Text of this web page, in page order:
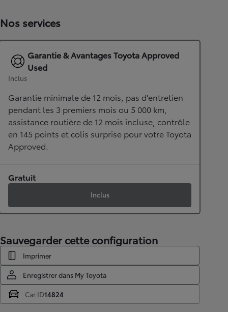
Nos services
Garantie & Avantages Toyota Approved
Used
Inclus
Garantie minimale de 12 mois, pas d'entretien
pendant les 3 premiers mois ou 5 000 km,
assistance routière de 12 mois incluse, contrôle
en 145 points et colis surprise pour votre Toyota
Approved.
Gratuit
Inclus
Sauvegarder cette configuration
Imprimer
Enregistrer dans My Toyota
Car ID14824